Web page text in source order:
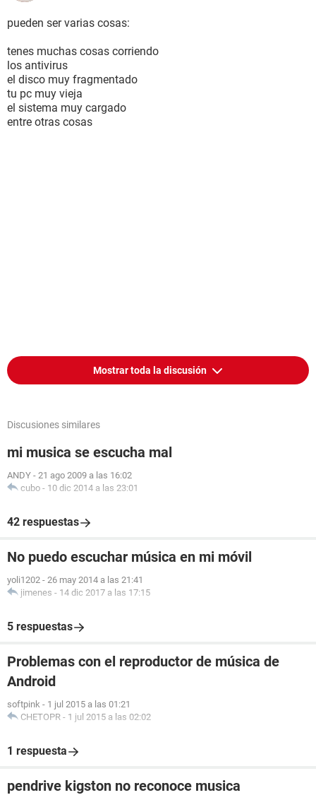
pueden ser varias cosas:
tenes muchas cosas corriendo
los antivirus
el disco muy fragmentado
tu pc muy vieja
el sistema muy cargado
entre otras cosas
Mostrar toda la discusión
Discusiones similares
mi musica se escucha mal
ANDY - 21 ago 2009 a las 16:02
cubo - 10 dic 2014 a las 23:01
42 respuestas
No puedo escuchar música en mi móvil
yoli1202 - 26 may 2014 a las 21:41
jimenes - 14 dic 2017 a las 17:15
5 respuestas
Problemas con el reproductor de música de
Android
softpink - 1 jul 2015 a las 01:21
CHETOPR - 1 jul 2015 a las 02:02
1 respuesta
pendrive kigston no reconoce musica